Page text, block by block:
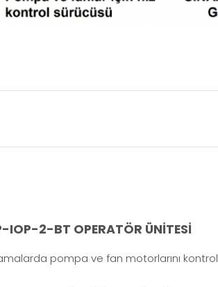
IOP-2-BT OPERATÖR ÜNİTESİ
pompa ve fan motorlarını